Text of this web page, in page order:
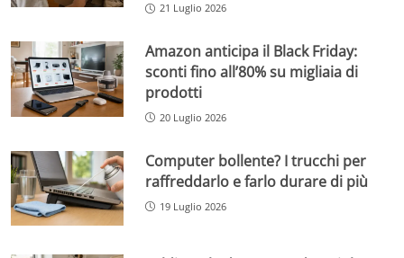
21 Luglio 2026
Amazon anticipa il Black Friday:
sconti fino all’80% su migliaia di
prodotti
20 Luglio 2026
Computer bollente? I trucchi per
raffreddarlo e farlo durare di più
19 Luglio 2026